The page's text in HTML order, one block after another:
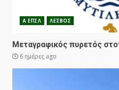
Α ΕΠΣΛ ΛΕΣΒΟΣ
Μεταγραφικός πυρετός
6 ημέρες ago